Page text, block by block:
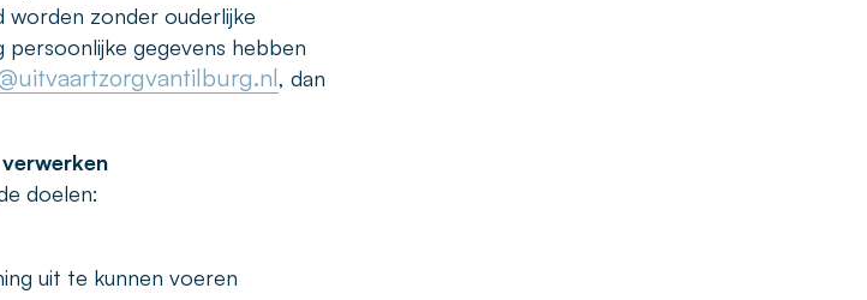
zonder ouderlijke
gegevens hebben
, dan
doelen:
uit te kunnen voeren